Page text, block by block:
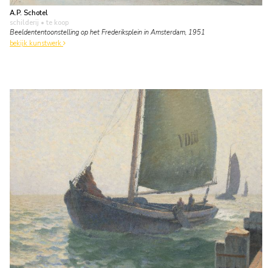
A.P. Schotel
schilderij • te koop
Beeldententoonstelling op het Frederiksplein in Amsterdam, 1951
bekijk kunstwerk